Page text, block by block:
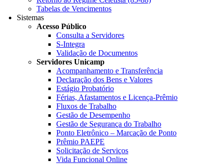
Tabelas de Vencimentos
Sistemas
Acesso Público
Consulta a Servidores
S-Integra
Validação de Documentos
Servidores Unicamp
Acompanhamento e Transferência
Declaração dos Bens e Valores
Estágio Probatório
Férias, Afastamentos e Licença-Prêmio
Fluxos de Trabalho
Gestão de Desempenho
Gestão de Segurança do Trabalho
Ponto Eletrônico – Marcação de Ponto
Prêmio PAEPE
Solicitação de Serviços
Vida Funcional Online